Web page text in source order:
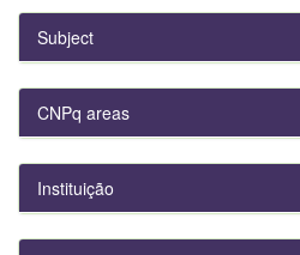
Subject
CNPq areas
Instituição